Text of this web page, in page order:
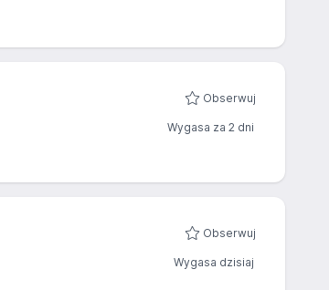
Obserwuj
Wygasa za 2 dni
Obserwuj
Wygasa dzisiaj